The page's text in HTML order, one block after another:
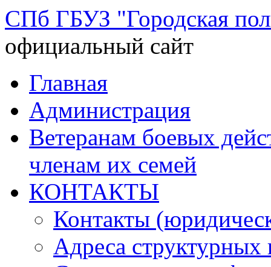
СПб ГБУЗ "Городская
официальный сайт
Перейти
содержимому
Главная
Администрация
Ветеранам боевых
членам их семей
КОНТАКТЫ
Контакты
Адреса структурных